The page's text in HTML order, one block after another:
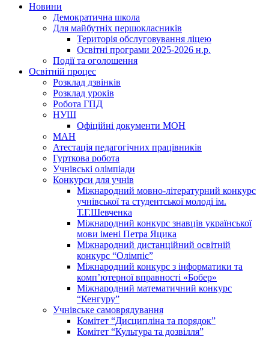
Новини
Демократична школа
Для майбутніх першокласників
Територія обслуговування ліцею
Освітні програми 2025-2026 н.р.
Події та оголошення
Освітній процес
Розклад дзвінків
Розклад уроків
Робота ГПД
НУШ
Офіційні документи МОН
МАН
Атестація педагогічних працівників
Гурткова робота
Учнівські олімпіади
Конкурси для учнів
Мiжнародний мовно-літературний конкурс
учнiвської та студентської молодi iм.
Т.Г.Шевченка
Міжнародний конкурс знавців української
мови імені Петра Яцика
Міжнародний дистанційний освітній
конкурс “Олімпіс”
Міжнародний конкурс з інформатики та
комп’ютерної вправності «Бобер»
Міжнародний математичний конкурс
“Кенгуру”
Учнівське самоврядування
Комітет “Дисципліна та порядок”
Комітет “Культура та дозвілля”